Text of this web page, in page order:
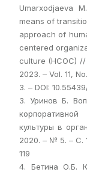
Umarxodjaeva
means of
approach of
centered
culture (HCOC)
2023. – Vol. 11, No.
3. – DOI:
3. Уринов Б.
корпоративной
культуры в
2020. – № 5. – С.
119
4. Бетина О.Б.